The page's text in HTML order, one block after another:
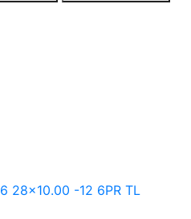
28x10.00 -12 6PR TL